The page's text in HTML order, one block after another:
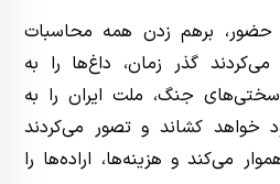
حضور، برهم زدن همه محاسبات
گذر زمان، داغ‌ها را به
جنگ، ملت ایران را به
خواهد کشاند و تصور می‌کردند
می‌کند و هزینه‌ها، اراده‌ها را